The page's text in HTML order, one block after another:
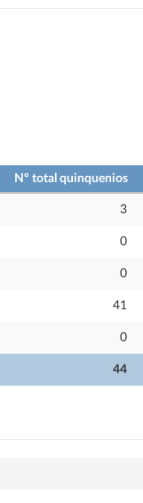
Nº total quinquenios
44
3
0
0
41
0